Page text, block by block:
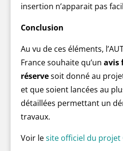
insertion n’apparait pas
Conclusion
Au vu de ces éléments,
France souhaite qu’un avis
réservesoit donné au
et que soient lancées au
détaillées permettant un
travaux.
Voir lesite officiel du projet